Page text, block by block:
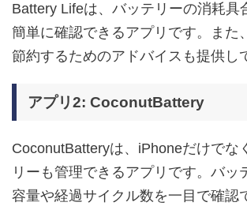
Battery Lifeは、バッテリーの消耗具
簡単に確認できるアプリです。また
節約するためのアドバイスも提供し
アプリ2: CoconutBattery
CoconutBatteryは、iPhoneだけでな
リーも管理できるアプリです。バッ
容量や経過サイクル数を一目で確認